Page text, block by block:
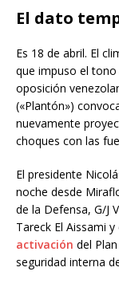
El dato
Es 18 de abril. El
que impuso el
oposición
(«Plantón»)
nuevamente
choques con las
El presidente
noche desde
de la Defensa, G/J
Tareck El Aissami
activación del
seguridad interna